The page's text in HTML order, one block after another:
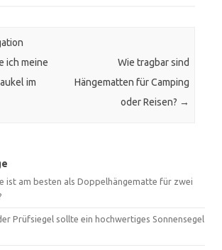
ich meine
im
Wie tragbar sind
Hängematten für Camping
oder Reisen? →
ist am besten als Doppelhängematte für zwei
Prüfsiegel sollte ein hochwertiges Sonnensegel